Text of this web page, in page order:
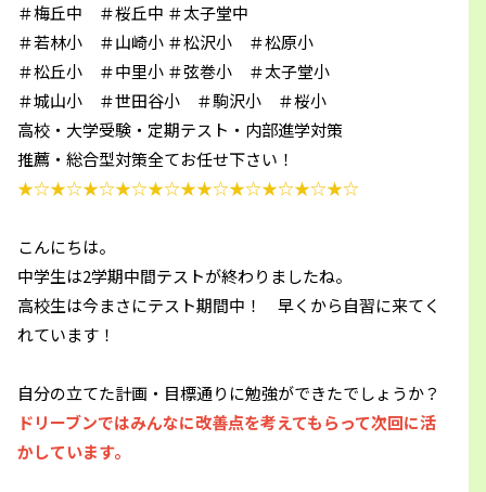
＃梅丘中 ＃桜丘中 ＃太子堂中
＃若林小 ＃山崎小 ＃松沢小 ＃松原小
＃松丘小 ＃中里小 ＃弦巻小 ＃太子堂小
＃城山小 ＃世田谷小 ＃駒沢小 ＃桜小
高校・大学受験・定期テスト・内部進学対策
推薦・総合型対策全てお任せ下さい！
★☆★☆★☆★☆★☆★★☆★☆★☆★☆★☆
こんにちは。
中学生は2学期中間テストが終わりましたね。
高校生は今まさにテスト期間中！ 早くから自習に来てく
れています！
自分の立てた計画・目標通りに勉強ができたでしょうか？
ドリーブンではみんなに改善点を考えてもらって次回に活
かしています。